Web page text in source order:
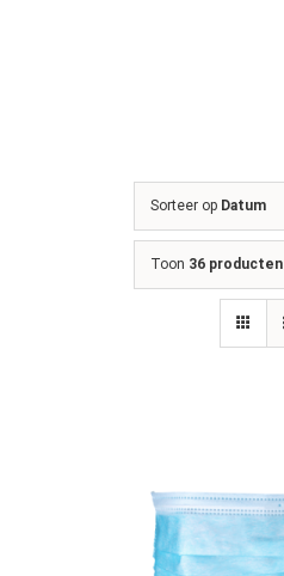
Sorteer op Datum
Toon 36 producten